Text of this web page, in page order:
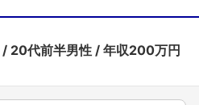
しました
ォローしませんか？
20代前半男性
年収200万円